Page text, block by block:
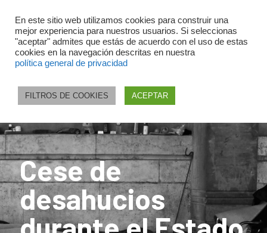
Cese de
desahucios
En este sitio web utilizamos cookies para construir una
mejor experiencia para nuestros usuarios. Si seleccionas
"aceptar" admites que estás de acuerdo con el uso de estas
cookies en la navegación descritas en nuestra
política general de privacidad
FILTROS DE COOKIES ACEPTAR